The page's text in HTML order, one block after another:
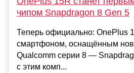
чипом Snapdragon 8 Gen 5
Теперь официально: OnePlus
смартфоном, оснащённым
Qualcomm серии 8 —
с этим комп...